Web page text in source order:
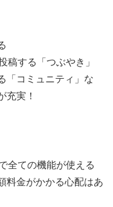
稿する「つぶやき」
「コミュニティ」な
充実！
全ての機能が使える
料金がかかる心配はあ